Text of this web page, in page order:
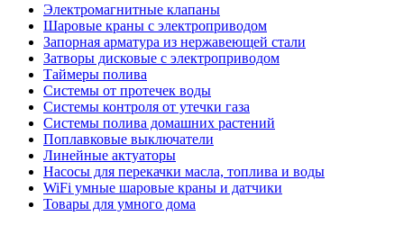
Электромагнитные клапаны
Шаровые краны с электроприводом
Запорная арматура из нержавеющей стали
Затворы дисковые с электроприводом
Таймеры полива
Системы от протечек воды
Системы контроля от утечки газа
Системы полива домашних растений
Поплавковые выключатели
Линейные актуаторы
Насосы для перекачки масла, топлива и воды
WiFi умные шаровые краны и датчики
Товары для умного дома